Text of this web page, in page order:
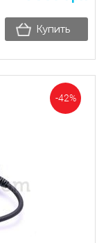
Купить
-42%